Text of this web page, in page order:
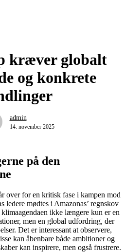
kræver globalt
og konkrete
admin
14. november 2025
på den
over for en kritisk fase i kampen mod
ledere mødtes i Amazonas’ regnskov
ikke længere kun er en
men en global udfordring, der
Det er interessant at observere,
kan åbenbare både ambitioner og
kan inspirere, men også frustrere.